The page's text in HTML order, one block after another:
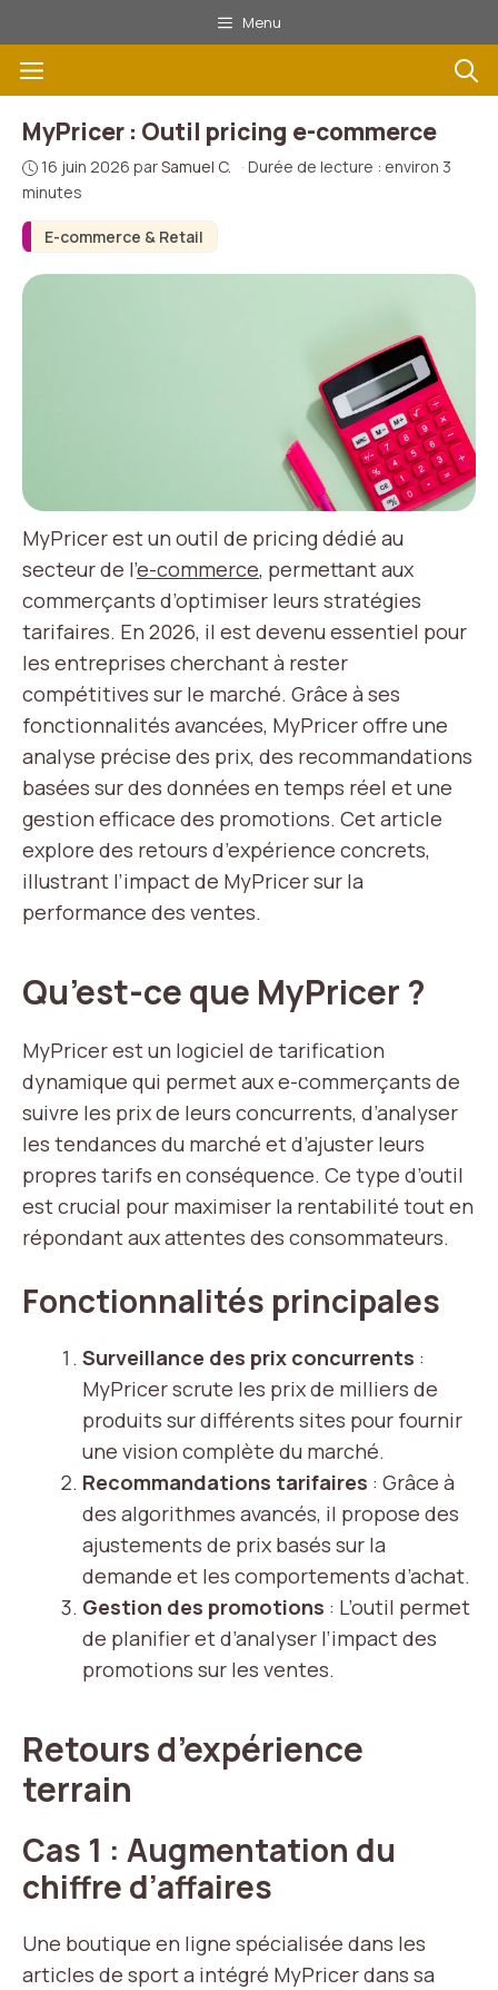
au
contenu
Menu
Menu
E-commerce & Retail
MyPricer : Outil pricing e-commerce
16 juin 2026 parSamuel C. · Durée de lecture : environ 3
minutes
MyPricer est un outil de pricing dédié au
secteur de l’e-commerce, permettant aux
commerçants d’optimiser leurs stratégies
tarifaires. En 2026, il est devenu essentiel pour
les entreprises cherchant à rester
compétitives sur le marché. Grâce à ses
fonctionnalités avancées, MyPricer offre une
analyse précise des prix, des recommandations
basées sur des données en temps réel et une
gestion efficace des promotions. Cet article
explore des retours d’expérience concrets,
illustrant l’impact de MyPricer sur la
performance des ventes.
Qu’est-ce que MyPricer ?
MyPricer est un logiciel de tarification
dynamique qui permet aux e-commerçants de
suivre les prix de leurs concurrents, d’analyser
les tendances du marché et d’ajuster leurs
propres tarifs en conséquence. Ce type d’outil
est crucial pour maximiser la rentabilité tout en
répondant aux attentes des consommateurs.
Fonctionnalités principales
Surveillance des prix concurrents :
MyPricer scrute les prix de milliers de
produits sur différents sites pour fournir
une vision complète du marché.
Recommandations tarifaires : Grâce à
des algorithmes avancés, il propose des
ajustements de prix basés sur la
demande et les comportements d’achat.
Gestion des promotions : L’outil permet
de planifier et d’analyser l’impact des
promotions sur les ventes.
Retours d’expérience
terrain
Cas 1 : Augmentation du
chiffre d’affaires
Une boutique en ligne spécialisée dans les
articles de sport a intégré MyPricer dans sa